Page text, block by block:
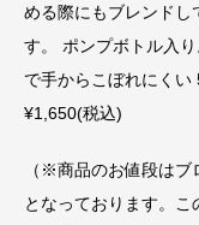
める際にもブレンドし
す。 ポンプボトル入
で手からこぼれにくい
¥1,650(税込)
（※商品のお値段は
となっております。こ